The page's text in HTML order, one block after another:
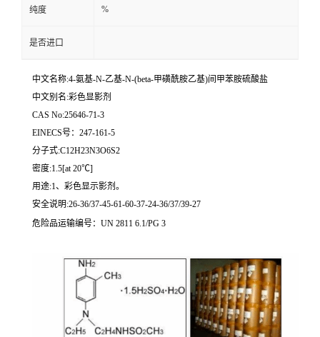
纯度 %
是否进口
中文名称:4-氨基-N-乙基-N-(beta-甲磺酰胺乙基)间甲苯胺硫酸盐
中文别名:彩色显影剂
CAS No:25646-71-3
EINECS号：247-161-5
分子式:C12H23N3O6S2
密度:1.5[at 20℃]
用途:1、彩色显示影剂。
安全说明:26-36/37-45-61-60-37-24-36/37/39-27
危险品运输编号：UN 2811 6.1/PG 3